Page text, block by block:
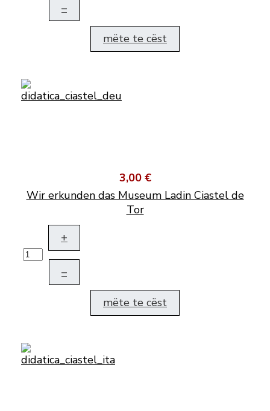
–
mëte te cëst
3,00 €
Wir erkunden das Museum Ladin Ciastel de
Tor
+
–
mëte te cëst